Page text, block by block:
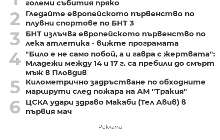
големи събития пряко
2
Гледайте европейското първенство по
плувни спортове по БНТ 3
3
БНТ излъчва европейското първенство по
лека атлетика - вижте програмата
4 "Било е не само побой, а и гавра с жертвата":
Младежи между 14 и 17 г. са пребили до смърт
мъж в Пловдив
5
Километрично задръстване по обходните
маршрути след пожара на АМ "Тракия"
6
ЦСКА удари здраво Макаби (Тел Авив) в
първия мач
Реклама